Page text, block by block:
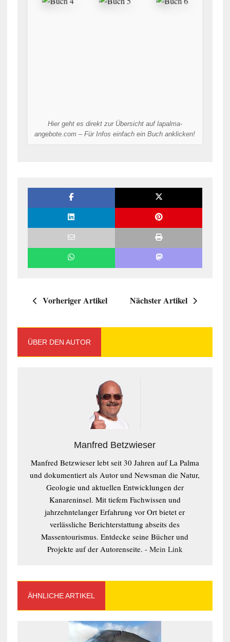
Hier geht es direkt zur Übersicht auf lapalma-
angebote.com – Für Infos einfach ein Buch anklicken!
Vorheriger Artikel Nächster Artikel
ÜBER DEN AUTOR
Manfred Betzwieser
Manfred Betzwieser lebt seit 30 Jahren auf La Palma
und dokumentiert als Autor und Newsman die Natur,
Geologie und aktuellen Entwicklungen der
Kanareninsel. Mit tiefem Fachwissen und
jahrzehntelanger Erfahrung vor Ort bietet er
verlässliche Berichterstattung abseits des
Massentourismus. Entdecke seine Bücher und
Projekte auf der Autorenseite. - Mein Link
ÄHNLICHE ARTIKEL